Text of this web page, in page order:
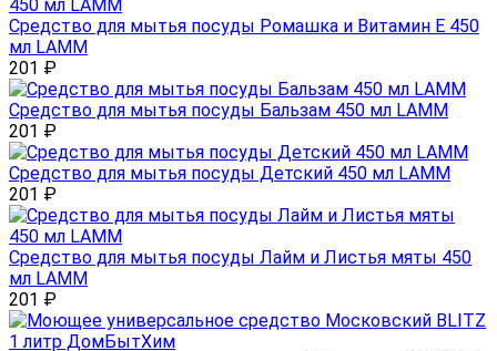
Средство для мытья посуды Ромашка и Витамин Е 450
мл LAMM
201 ₽
Средство для мытья посуды Бальзам 450 мл LAMM
201 ₽
Средство для мытья посуды Детский 450 мл LAMM
201 ₽
Средство для мытья посуды Лайм и Листья мяты 450
мл LAMM
201 ₽